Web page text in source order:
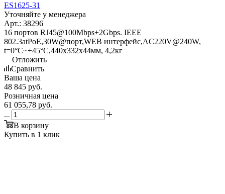
ES1625-31
Уточняйте у менеджера
Арт.: 38296
16 портов RJ45@100Mbps+2Gbps. IEEE
802.3atPoE,30W@порт,WEB интерфейс,AC220V@240W,
t=0°С~+45°С,440x332x44мм, 4,2кг
Отложить
Сравнить
Ваша цена
48 845 руб.
Розничная цена
61 055,78 руб.
В корзину
Купить в 1 клик